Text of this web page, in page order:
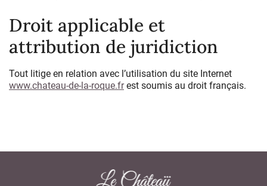
Droit applicable et
attribution de juridiction
Tout litige en relation avec l’utilisation du site Internet
www.chateau-de-la-roque.frest soumis au droit français.